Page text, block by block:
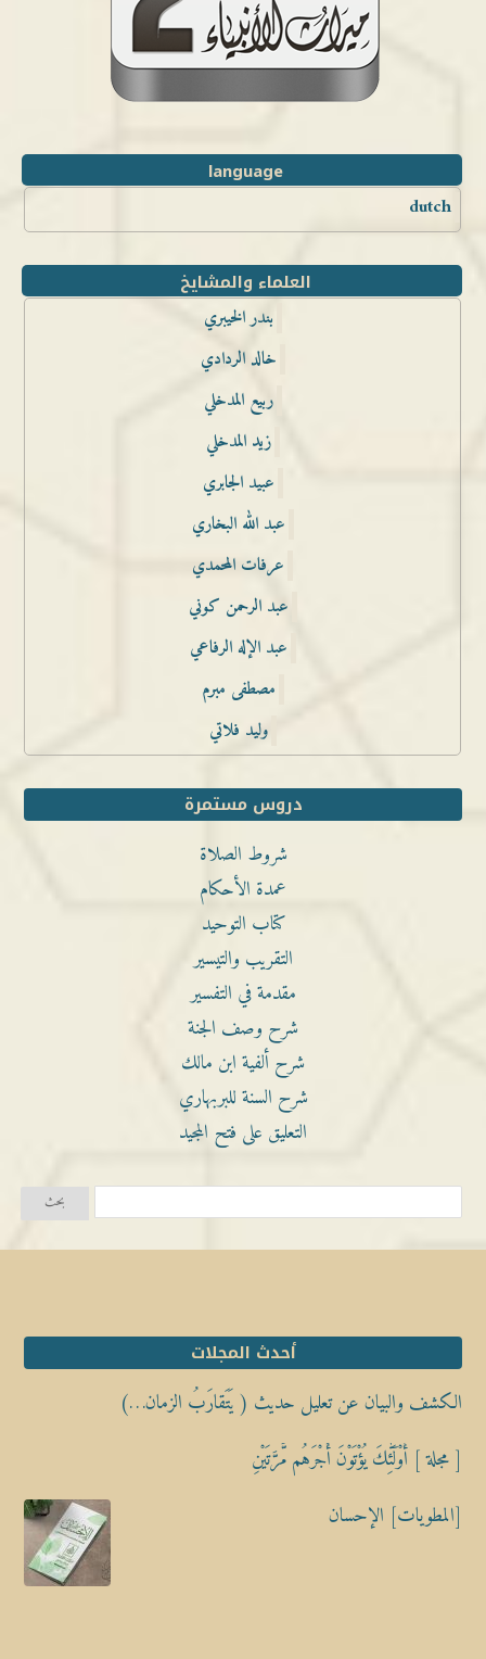
language
dutch
العلماء والمشايخ
بندر الخيبري
خالد الردادي
ربيع المدخلي
زيد المدخلي
عبيد الجابري
عبد الله البخاري
عرفات المحمدي
عبد الرحمن كوني
عبد الإله الرفاعي
مصطفى مبرم
وليد فلاتي
دروس مستمرة
شروط الصلاة
عمدة الأحكام
كتاب التوحيد
التقريب والتيسير
مقدمة في التفسير
شرح وصف الجنة
شرح ألفية ابن مالك
شرح السنة للبربهاري
التعليق على فتح المجيد
أحدث المجلات
الكشف والبيان عن تعليل حديث ( يَتَقارَبُ الزمان…)
[ مجلة ] أُوْلَٰٓئِكَ يُؤْتَوْنَ أَجْرَهُم مَّرَّتَيْنِ
[المطويات] الإحسان